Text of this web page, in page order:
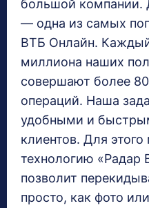
большой компании.
— одна из самых
ВТБ Онлайн.
миллиона наших
совершают более
операций. Наша
удобными и
клиентов. Для
технологию «Радар
позволит
просто, как фото